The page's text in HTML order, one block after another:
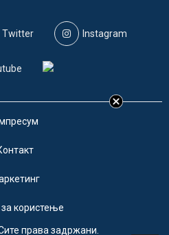
Twitter Instagram
користење
права задржани.